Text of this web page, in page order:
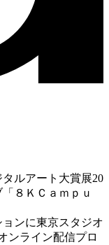
ルアート大賞展20
８ＫＣａｍｐｕ
ンに東京スタジオ
ンライン配信プロ